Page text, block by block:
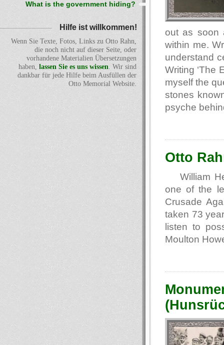
out as soon
within me.
understand
Writing ‘The
myself the
stones
psyche
Otto
William
one of the
Crusade
taken 73
listen to
Moulton
What is the government hiding?
Hilfe ist willkommen!
Wenn Sie Texte, Fotos, Links zu Otto Rahn,
die noch nicht auf dieser Seite, oder
vorhandene Materialien Übersetzungen
haben, lassen Sie es uns wissen. Wir sind
dankbar für jede Hilfe beim Ausfüllen der
Otto Memorial Website.